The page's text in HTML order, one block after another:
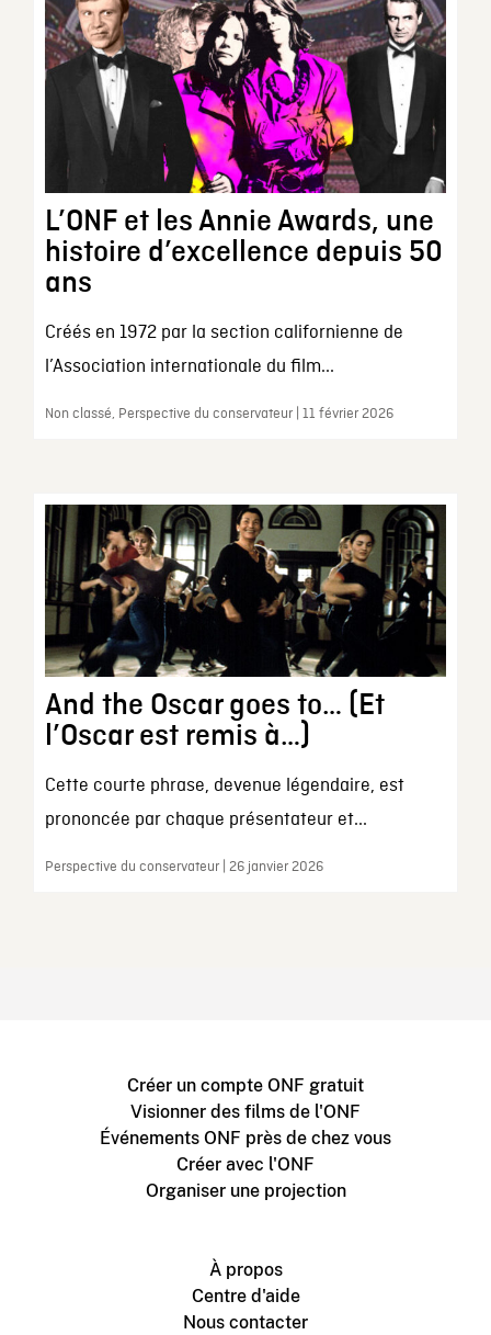
L’ONF et les Annie Awards, une
histoire d’excellence depuis 50
ans
Créés en 1972 par la section californienne de
l’Association internationale du film...
Non classé, Perspective du conservateur | 11 février 2026
And the Oscar goes to… (Et
l’Oscar est remis à…)
Cette courte phrase, devenue légendaire, est
prononcée par chaque présentateur et...
Perspective du conservateur | 26 janvier 2026
Créer un compte ONF gratuit
Visionner des films de l'ONF
Événements ONF près de chez vous
Créer avec l'ONF
Organiser une projection
À propos
Centre d'aide
Nous contacter